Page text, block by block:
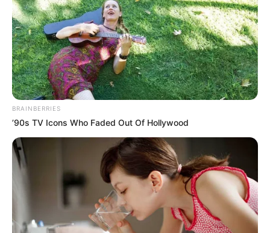
ΣΠΑΜΕ ΤΟ ΜΑΤΡΙΞ – ΤΟ ΒΙΒΛΙΟ
BRAINBERRIES
’90s TV Icons Who Faded Out Of Hollywood